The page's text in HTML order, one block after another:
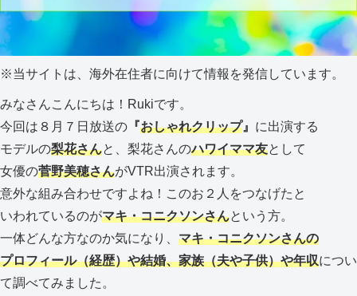
※当サイトは、海外在住者に向けて情報を発信しています。
みなさんこんにちは！Rukiです。
今回は８月７日放送の 『おしゃれクリップ』 に出演する
モデルの梨花さんと、梨花さんのハワイママ友として
女優の菅野美穂さんがVTR出演されます。
意外な組み合わせですよね！このお２人をつなげたと
いわれているのがマキ・コニクソンさんという方。
一体どんな方なのか気になり、 マキ・コニクソンさんの
プロフィール（経歴）や結婚、家族（夫や子供）や年収につい
て調べてみました。